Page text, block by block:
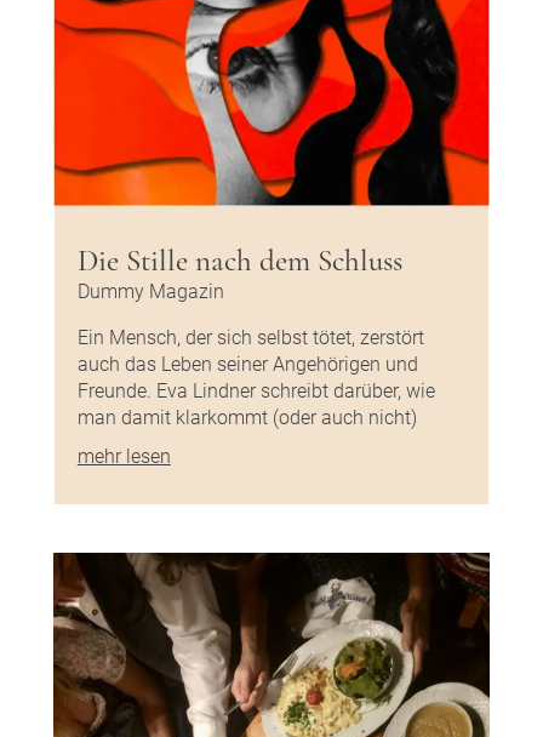
Die Stille nach dem Schluss
Dummy Magazin
Ein Mensch, der sich selbst tötet, zerstört
auch das Leben seiner Angehörigen und
Freunde. Eva Lindner schreibt darüber, wie
man damit klarkommt (oder auch nicht)
mehr lesen